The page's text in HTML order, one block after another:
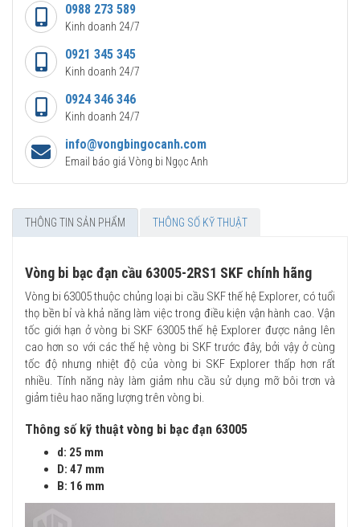
0988 273 589
Kinh doanh 24/7
0921 345 345
Kinh doanh 24/7
0924 346 346
Kinh doanh 24/7
info@vongbingocanh.com
Email báo giá Vòng bi Ngọc Anh
THÔNG TIN SẢN PHẨM THÔNG SỐ KỸ THUẬT
Vòng bi bạc đạn cầu 63005-2RS1 SKF chính hãng
Vòng bi 63005 thuộc chủng loại bi cầu SKF thế hệ Explorer, có tuổi
thọ bền bỉ và khả năng làm việc trong điều kiện vận hành cao. Vận
tốc giới hạn ở vòng bi SKF 63005 thế hệ Explorer được nâng lên
cao hơn so với các thế hệ vòng bi SKF trước đây, bởi vậy ở cùng
tốc độ nhưng nhiệt độ của vòng bi SKF Explorer thấp hơn rất
nhiều. Tính năng này làm giảm nhu cầu sử dụng mỡ bôi trơn và
giảm tiêu hao năng lượng trên vòng bi.
Thông số kỹ thuật vòng bi bạc đạn 63005
d: 25 mm
D: 47 mm
B: 16 mm